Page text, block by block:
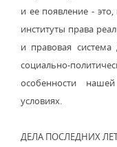
и ее появление -
институты права
и правовая система
социально-
особенности
условиях.
ДЕЛА ПОСЛЕДНИХ